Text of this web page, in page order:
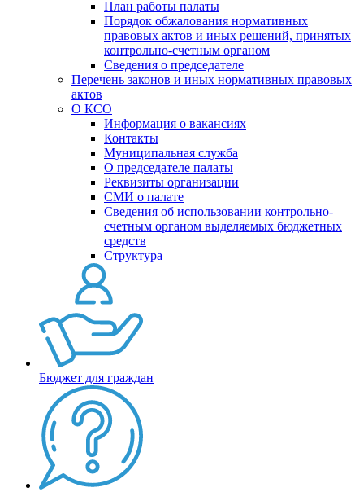
План работы палаты
Порядок обжалования нормативных
правовых актов и иных решений, принятых
контрольно-счетным органом
Сведения о председателе
Перечень законов и иных нормативных правовых
актов
О КСО
Информация о вакансиях
Контакты
Муниципальная служба
О председателе палаты
Реквизиты организации
СМИ о палате
Сведения об использовании контрольно-
счетным органом выделяемых бюджетных
средств
Структура
Бюджет для граждан